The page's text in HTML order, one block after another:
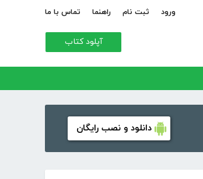
ورود ثبت نام راهنما تماس با ما
آپلود کتاب
دانلود و نصب رایگان